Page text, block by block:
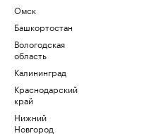
Омск
Башкортостан
Вологодская
область
Калининград
Краснодарский
край
Нижний
Новгород